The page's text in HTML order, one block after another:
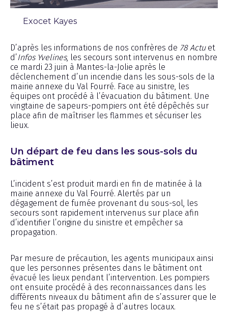
Exocet Kayes
D’après les informations de nos confrères de 78 Actuet
d’Infos Yvelines, les secours sont intervenus en nombre
ce mardi 23 juin à Mantes-la-Jolie après le
déclenchement d’un incendie dans les sous-sols de la
mairie annexe du Val Fourré. Face au sinistre, les
équipes ont procédé à l’évacuation du bâtiment. Une
vingtaine de sapeurs-pompiers ont été dépêchés sur
place afin de maîtriser les flammes et sécuriser les
lieux.
Un départ de feu dans les sous-sols du
bâtiment
L’incident s’est produit mardi en fin de matinée à la
mairie annexe du Val Fourré. Alertés par un
dégagement de fumée provenant du sous-sol, les
secours sont rapidement intervenus sur place afin
d’identifier l’origine du sinistre et empêcher sa
propagation.
Par mesure de précaution, les agents municipaux ainsi
que les personnes présentes dans le bâtiment ont
évacué les lieux pendant l’intervention. Les pompiers
ont ensuite procédé à des reconnaissances dans les
différents niveaux du bâtiment afin de s’assurer que le
feu ne s’était pas propagé à d’autres locaux.